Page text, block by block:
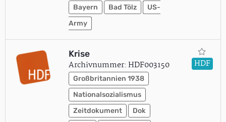
Bayern
Bad Tölz
US-
Army
Krise
Archivnummer: HDF003150
Großbritannien 1938
Nationalsozialismus
Zeitdokument
Dok
HDF